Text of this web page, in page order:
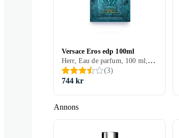
Annons
Versace Eros edp 100ml
Herr, Eau de parfum, 100 ml, Eros, Mysk, Cederträ, Sandelträ, Tonkabönor, Mandarin, Mynta, Äpple, Lavendel, Citron/Citrus, Vetiver, Salvia, Trä, Peppar, Patchouli, Läder, Vanilj, Ambra, Geranium, Ekmossa
(3)
744 kr